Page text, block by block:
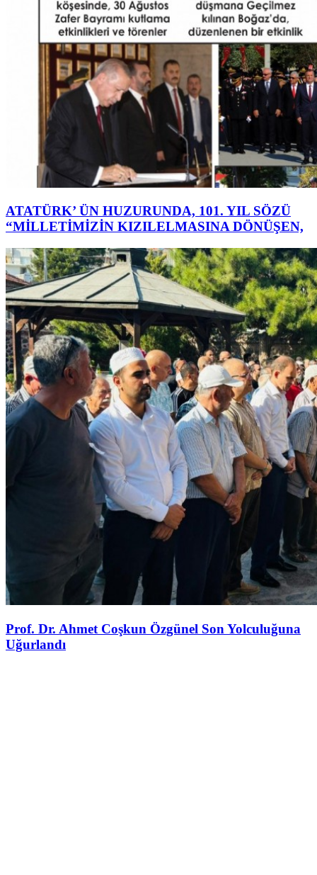
ATATÜRK’ ÜN HUZURUNDA, 101. YIL SÖZÜ
“MİLLETİMİZİN KIZILELMASINA DÖNÜŞEN,
Prof. Dr. Ahmet Coşkun Özgünel Son Yolculuğuna
Uğurlandı